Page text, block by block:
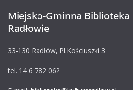
Miejsko-Gminna Biblioteka
Radłowie
33-130 Radłów, Pl.Kościuszki 3
tel. 14 6 782 062